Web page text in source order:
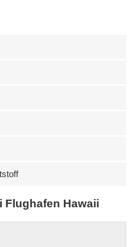
Flughafen Hawaii